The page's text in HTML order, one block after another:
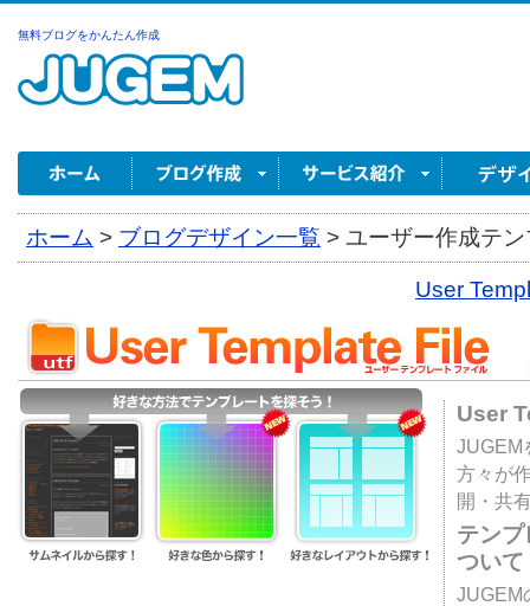
無料ブログをかんたん作成
ホーム > ブログデザイン一覧 > ユーザー作成テ
User
User
JUGEM
方々が
開・共
テン
ついて
JUGEM